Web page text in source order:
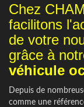
Chez
facilitons
de votre
grâce à
véhicule
Depuis de
comme une